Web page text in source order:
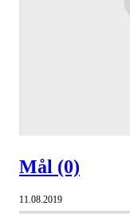
Mål (0)
11.08.2019